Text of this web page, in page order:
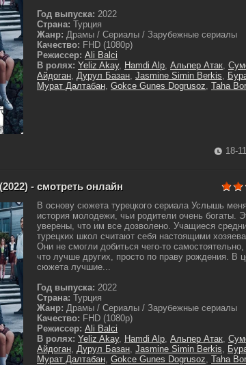
Год выпуска: 2022
Страна: Турция
Жанр: Драмы / Сериалы / Зарубежные сериалы
Качество: FHD (1080p)
Режиссер: Ali Balci
В ролях: Yeliz Akay, Hamdi Alp, Альпер Атак,
Айдоган, Дурул Базан, Jasmine Simin Berkis,
Мурат Далтабан, Gokce Gunes Dogrusoz, Taha
18-
- смотреть онлайн
В основу сюжета турецкого сериала Услышь
история молодежи, чьи родители очень богаты.
уверены, что им все дозволено. Учащиеся
турецких школ считают себя настоящими
Они не смогли добиться чего-то
что лучше других, просто по праву рождения. В
сюжета лучшие...
Год выпуска: 2022
Страна: Турция
Жанр: Драмы / Сериалы / Зарубежные сериалы
Качество: FHD (1080p)
Режиссер: Ali Balci
В ролях: Yeliz Akay, Hamdi Alp, Альпер Атак,
Айдоган, Дурул Базан, Jasmine Simin Berkis,
Мурат Далтабан, Gokce Gunes Dogrusoz, Taha